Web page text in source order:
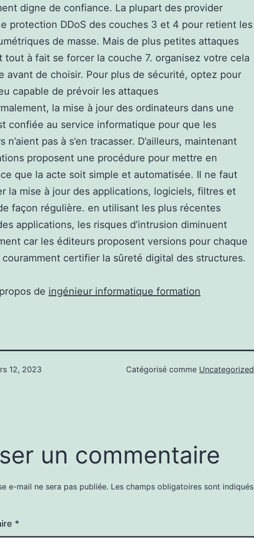
digne de confiance. La plupart des provider
protection DDoS des couches 3 et 4 pour retient les
de masse. Mais de plus petites attaques
tout à fait se forcer la couche 7. organisez votre cela
avant de choisir. Pour plus de sécurité, optez pour
capable de prévoir les attaques
la mise à jour des ordinateurs dans une
confiée au service informatique pour que les
n’aient pas à s’en tracasser. D’ailleurs, maintenant
proposent une procédure pour mettre en
que la acte soit simple et automatisée. Il ne faut
la mise à jour des applications, logiciels, filtres et
façon régulière. en utilisant les plus récentes
applications, les risques d’intrusion diminuent
car les éditeurs proposent versions pour chaque
certifier la sûreté digital des structures.
de ingénieur informatique formation
12, 2023
Catégorisé comme Uncategorized
un commentaire
e-mail ne sera pas publiée. Les champs obligatoires sont indiqués
*